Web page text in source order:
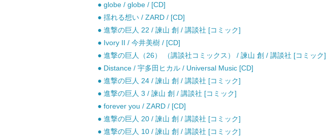
● globe / globe / [CD]
● 揺れる想い / ZARD / [CD]
● 進撃の巨人 22 / 諫山 創 / 講談社 [コミック]
● Ivory II / 今井美樹 / [CD]
● 進撃の巨人（26） （講談社コミックス） / 諫山 創 / 講談社 [コミック]
● Distance / 宇多田ヒカル / Universal Music [CD]
● 進撃の巨人 24 / 諫山 創 / 講談社 [コミック]
● 進撃の巨人 3 / 諫山 創 / 講談社 [コミック]
● forever you / ZARD / [CD]
● 進撃の巨人 20 / 諫山 創 / 講談社 [コミック]
● 進撃の巨人 10 / 諫山 創 / 講談社 [コミック]